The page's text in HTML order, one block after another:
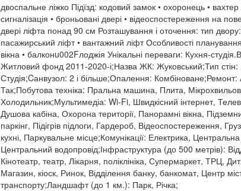
двоспальне ліжко Підїзд: кодовий замок • охоронець •
сигналізація • броньовані двері • відеоспостереження на
двері ліфта понад 90 см Розташування і оточення: тип
пасажирський ліфт • вантажний ліфт Особливості
вікна • балконu002Fлоджія Унікальні переваги: Кухня-
Житловий фонд 2011-2020-і;Назва ЖК: Жуковський;Тип
Студія;Cанвузол: 2 і більше;Опалення:
Так;Побутова техніка: Пральна машина, Плита,
Холодильник;Мультимедіа: Wi-Fi, Швидкісний інтернет,
Душова кабіна, Охорона території, Панорамні вікна,
паркінг, Підігрів підлоги, Гардероб, Відеоспостереження,
кухні, Паркувальне місце;Комунікації: Електрика,
Центральний водопровід;Інфраструктура (до 500 метрів):
Кінотеатр, театр, Лікарня, поліклініка, Супермаркет, ТРЦ,
Магазин, кіоск, Ринок, Відділення банку, банкомат, Центр
транспорту;Ландшафт (до 1 км.): Парк, Річка;